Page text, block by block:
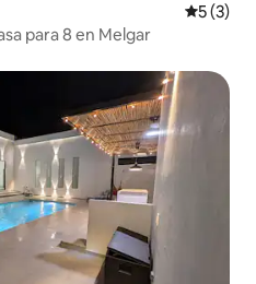
5 (3)
para 8 en Melgar